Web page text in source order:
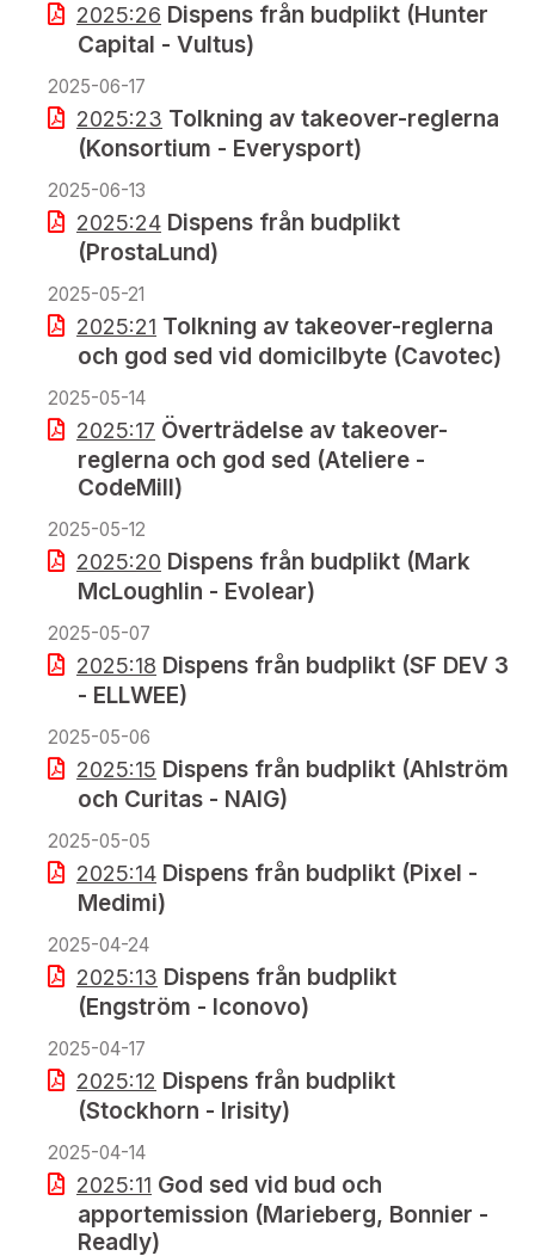
2025:26 Dispens från budplikt (Hunter
Capital - Vultus)
2025-06-17
2025:23 Tolkning av takeover-reglerna
(Konsortium - Everysport)
2025-06-13
2025:24 Dispens från budplikt
(ProstaLund)
2025-05-21
2025:21 Tolkning av takeover-reglerna
och god sed vid domicilbyte (Cavotec)
2025-05-14
2025:17 Överträdelse av takeover-
reglerna och god sed (Ateliere -
CodeMill)
2025-05-12
2025:20 Dispens från budplikt (Mark
McLoughlin - Evolear)
2025-05-07
2025:18 Dispens från budplikt (SF DEV 3
- ELLWEE)
2025-05-06
2025:15 Dispens från budplikt (Ahlström
och Curitas - NAIG)
2025-05-05
2025:14 Dispens från budplikt (Pixel -
Medimi)
2025-04-24
2025:13 Dispens från budplikt
(Engström - Iconovo)
2025-04-17
2025:12 Dispens från budplikt
(Stockhorn - Irisity)
2025-04-14
2025:11 God sed vid bud och
apportemission (Marieberg, Bonnier -
Readly)